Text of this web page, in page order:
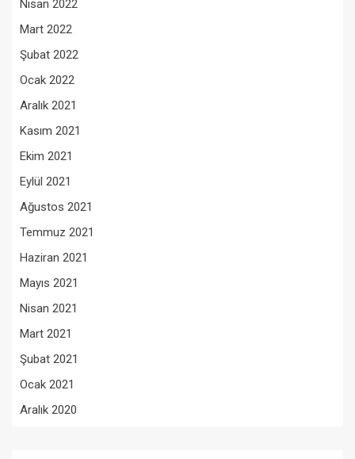
Nisan 2022
Mart 2022
Şubat 2022
Ocak 2022
Aralık 2021
Kasım 2021
Ekim 2021
Eylül 2021
Ağustos 2021
Temmuz 2021
Haziran 2021
Mayıs 2021
Nisan 2021
Mart 2021
Şubat 2021
Ocak 2021
Aralık 2020